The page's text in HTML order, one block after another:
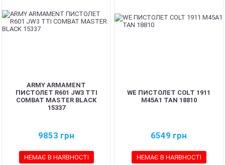
ARMY ARMAMENT
ПИСТОЛЕТ R601 JW3 TTI
COMBAT MASTER BLACK
15337
9853 грн
НЕМАЄ В НАЯВНОСТІ
WE ПИСТОЛЕТ COLT 1911
M45A1 TAN 18810
6549 грн
НЕМАЄ В НАЯВНОСТІ